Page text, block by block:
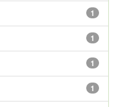
1
1
1
1